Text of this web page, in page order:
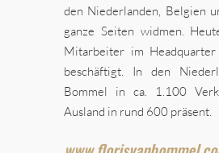
den Niederlanden, Belgien
ganze Seiten widmen.
Mitarbeiter im
beschäftigt. In den
Bommel in ca. 1.100
Ausland in rund 600 präsent.